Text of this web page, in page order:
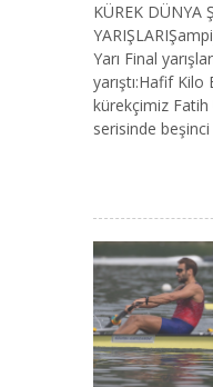
KÜREK DÜNYA
Yarı Final
yarıştı:Hafif
kürekçimiz Fatih
serisinde beşinci